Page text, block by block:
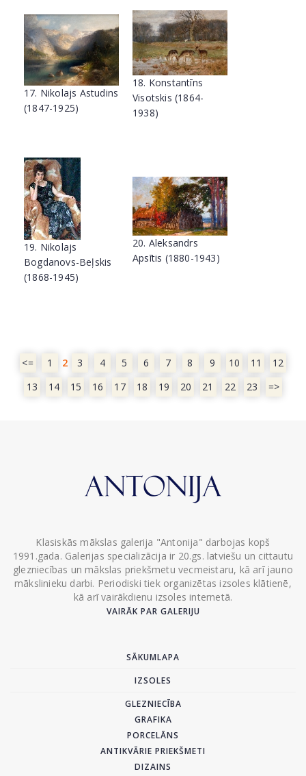
17. Nikolajs Astudins
(1847-1925)
18. Konstantīns
Visotskis (1864-
1938)
19. Nikolajs
Bogdanovs-Beļskis
(1868-1945)
20. Aleksandrs
Apsītis (1880-1943)
<= 1 2 3 4 5 6 7 8 9 10 11
12
13
14 15 16 17 18 19 20 21 22 23 =>
Klasiskās mākslas galerija "Antonija" darbojas kopš
1991.gada. Galerijas specializācija ir 20.gs. latviešu un cittautu
glezniecības un mākslas priekšmetu vecmeistaru, kā arī jauno
mākslinieku darbi. Periodiski tiek organizētas izsoles klātienē,
kā arī vairākdienu izsoles internetā.
VAIRĀK PAR GALERIJU
SĀKUMLAPA
IZSOLES
GLEZNIECĪBA
GRAFIKA
PORCELĀNS
ANTIKVĀRIE PRIEKŠMETI
DIZAINS